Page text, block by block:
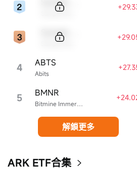
4 Abits
ABTS
5 Bitmine Immersion Technologies
BMNR
解鎖更多
ARK ETF合集